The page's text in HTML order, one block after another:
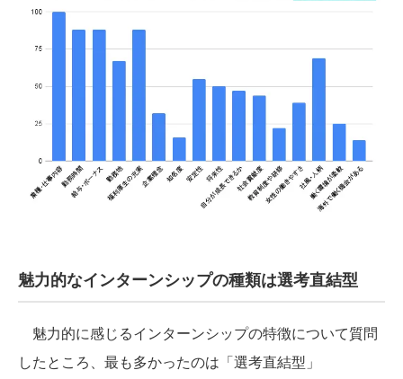
魅力的なインターンシップの種類は選考直結型
魅力的に感じるインターンシップの特徴について質問
したところ、最も多かったのは「選考直結型」